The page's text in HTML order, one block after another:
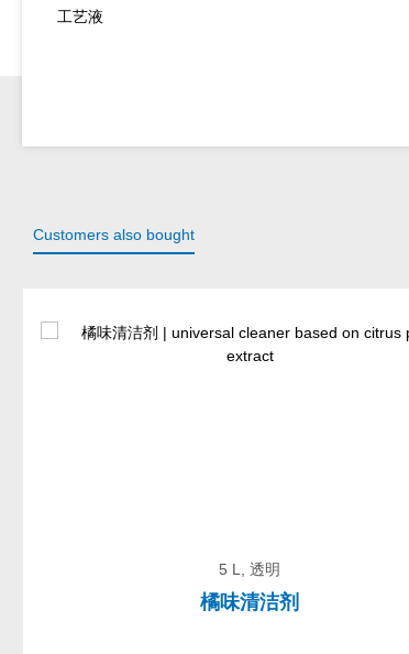
工艺液
Customers also bought
5 L, 透明
橘味清洁剂